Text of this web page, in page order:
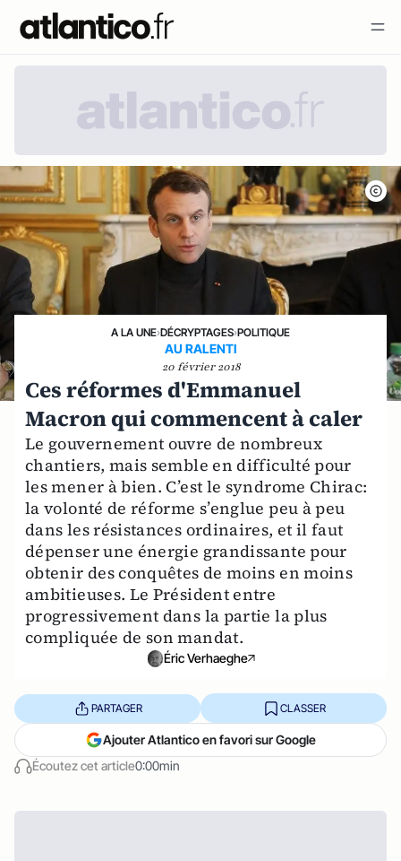
A LA UNE›DÉCRYPTAGES›POLITIQUE
AU RALENTI
20 février 2018
Ces réformes d'Emmanuel
Macron qui commencent à caler
Le gouvernement ouvre de nombreux
chantiers, mais semble en difficulté pour
les mener à bien. C’est le syndrome Chirac:
la volonté de réforme s’englue peu à peu
dans les résistances ordinaires, et il faut
dépenser une énergie grandissante pour
obtenir des conquêtes de moins en moins
ambitieuses. Le Président entre
progressivement dans la partie la plus
compliquée de son mandat.
Éric Verhaeghe
Écoutez cet article0:00min
PARTAGER CLASSER
Ajouter Atlantico en favori sur Google